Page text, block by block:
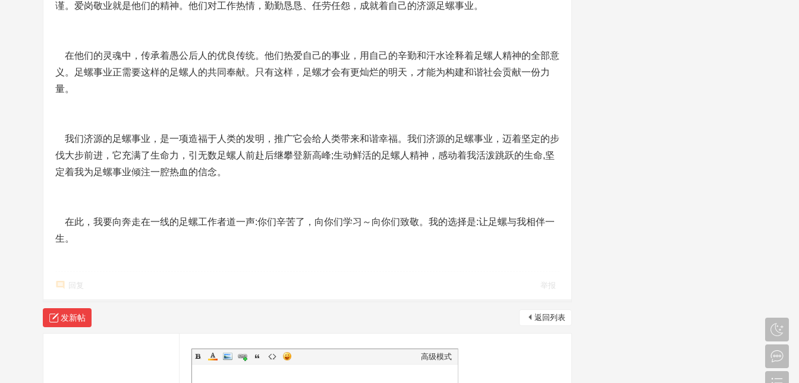
谨。爱岗敬业就是他们的精神。他们对工作热情，勤勤恳恳、任劳任怨，成就着自己的济源足螺事业。
在他们的灵魂中，传承着愚公后人的优良传统。他们热爱自己的事业，用自己的辛勤和汗水诠释着足螺人精神的全部意
义。足螺事业正需要这样的足螺人的共同奉献。只有这样，足螺才会有更灿烂的明天，才能为构建和谐社会贡献一份力
量。
我们济源的足螺事业，是一项造福于人类的发明，推广它会给人类带来和谐幸福。我们济源的足螺事业，迈着坚定的步
伐大步前进，它充满了生命力，引无数足螺人前赴后继攀登新高峰;生动鲜活的足螺人精神，感动着我活泼跳跃的生命,坚
定着我为足螺事业倾注一腔热血的信念。
在此，我要向奔走在一线的足螺工作者道一声:你们辛苦了，向你们学习～向你们致敬。我的选择是:让足螺与我相伴一
生。
回复 举报
返回列表
发新帖
高级模式